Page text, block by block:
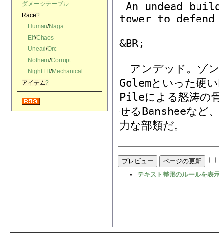
ダメージテーブル
Race?
Human/Naga
Elf/Chaos
Unead/Orc
Nothern/Corrupt
Night Elf/Mechanical
アイテム?
テキスト整形のルールを表